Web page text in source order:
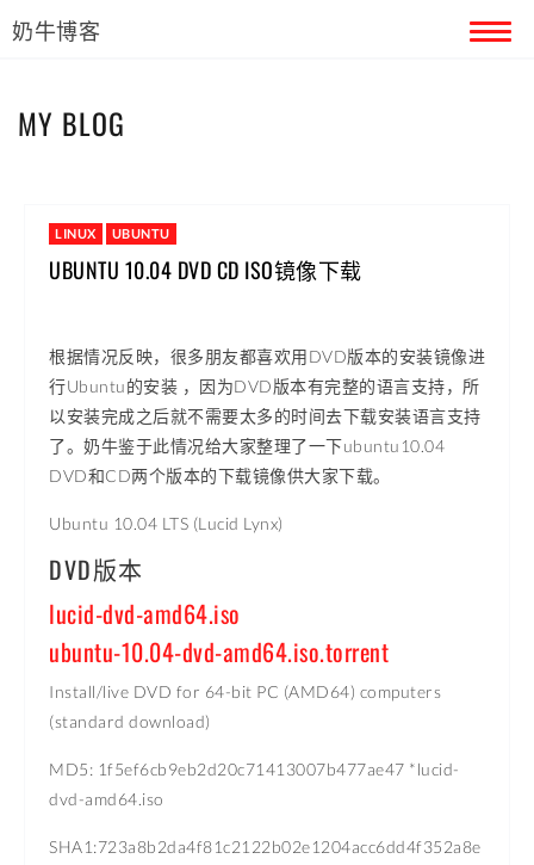
奶牛博客
MY BLOG
LINUX UBUNTU
UBUNTU 10.04 DVD CD ISO镜像下载
根据情况反映，很多朋友都喜欢用DVD版本的安装镜像进
行Ubuntu的安装 ，因为DVD版本有完整的语言支持，所
以安装完成之后就不需要太多的时间去下载安装语言支持
了。奶牛鉴于此情况给大家整理了一下ubuntu10.04
DVD和CD两个版本的下载镜像供大家下载。
Ubuntu 10.04 LTS (Lucid Lynx)
DVD版本
lucid-dvd-amd64.iso
ubuntu-10.04-dvd-amd64.iso.torrent
Install/live DVD for 64-bit PC (AMD64) computers
(standard download)
MD5: 1f5ef6cb9eb2d20c71413007b477ae47 *lucid-
dvd-amd64.iso
SHA1:723a8b2da4f81c2122b02e1204acc6dd4f352a8e